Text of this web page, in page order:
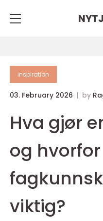
inspiration
03. February 2026 by
Hva gjør
og
viktig?